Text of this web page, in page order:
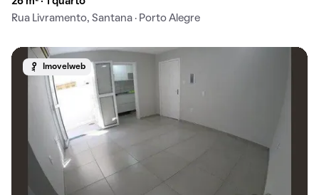
Rua Livramento, Santana · Porto Alegre
Imovelweb